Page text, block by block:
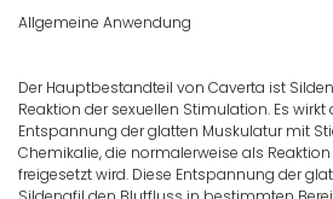
Allgemeine Anwendung
Der Hauptbestandteil von Caverta ist
Reaktion der sexuellen Stimulation. Es
Entspannung der glatten Muskulatur mit
Chemikalie, die normalerweise als
freigesetzt wird. Diese Entspannung der